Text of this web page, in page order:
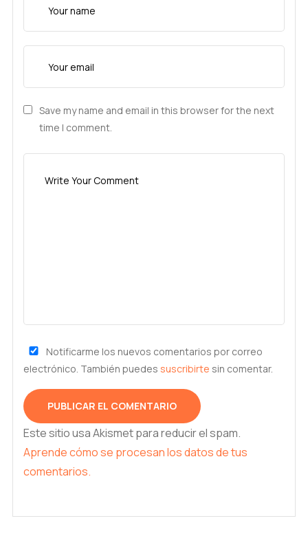
Save my name and email in this browser for the next
time I comment.
Notificarme los nuevos comentarios por correo
electrónico. También puedes suscribirte sin comentar.
Este sitio usa Akismet para reducir el spam.
Aprende cómo se procesan los datos de tus
comentarios.